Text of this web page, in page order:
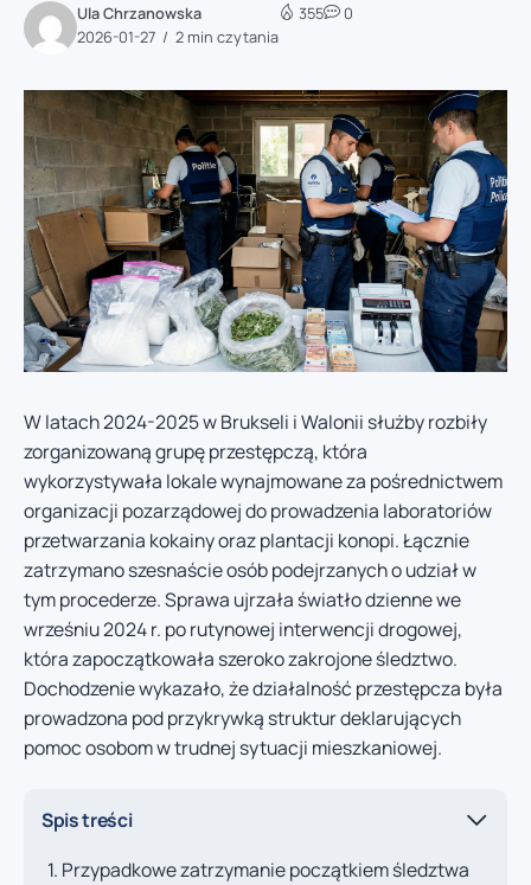
Ula Chrzanowska
2026-01-27
2 min czytania
355 0
W latach 2024-2025 w Brukseli i Walonii służby rozbiły
zorganizowaną grupę przestępczą, która
wykorzystywała lokale wynajmowane za pośrednictwem
organizacji pozarządowej do prowadzenia laboratoriów
przetwarzania kokainy oraz plantacji konopi. Łącznie
zatrzymano szesnaście osób podejrzanych o udział w
tym procederze. Sprawa ujrzała światło dzienne we
wrześniu 2024 r. po rutynowej interwencji drogowej,
która zapoczątkowała szeroko zakrojone śledztwo.
Dochodzenie wykazało, że działalność przestępcza była
prowadzona pod przykrywką struktur deklarujących
pomoc osobom w trudnej sytuacji mieszkaniowej.
Spis treści
Przypadkowe zatrzymanie początkiem śledztwa